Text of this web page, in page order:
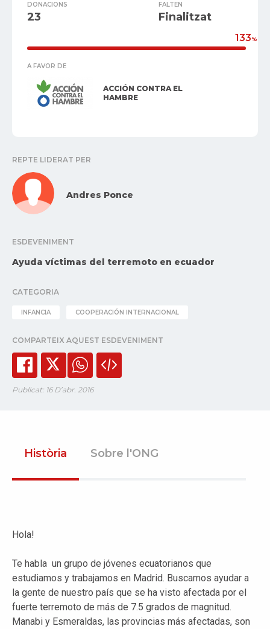
DONACIONS
23
FALTEN
Finalitzat
133%
A FAVOR DE
ACCIÓN CONTRA EL
HAMBRE
REPTE LIDERAT PER
Andres Ponce
ESDEVENIMENT
Ayuda víctimas del terremoto en ecuador
CATEGORIA
INFANCIA COOPERACIÓN INTERNACIONAL
COMPARTEIX AQUEST ESDEVENIMENT
Publicat: 16 D’abr. 2016
Història Sobre l'ONG
Hola!
Te habla un grupo de jóvenes ecuatorianos que
estudiamos y trabajamos en Madrid. Buscamos ayudar a
la gente de nuestro país que se ha visto afectada por el
fuerte terremoto de más de 7.5 grados de magnitud.
Manabi y Esmeraldas, las provincias más afectadas, son